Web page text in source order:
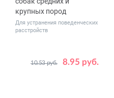
крупных пород
Для устранения поведенческих
расстройств
8.95 руб.
10.53 руб.
Дозировка,
2 табл - 200